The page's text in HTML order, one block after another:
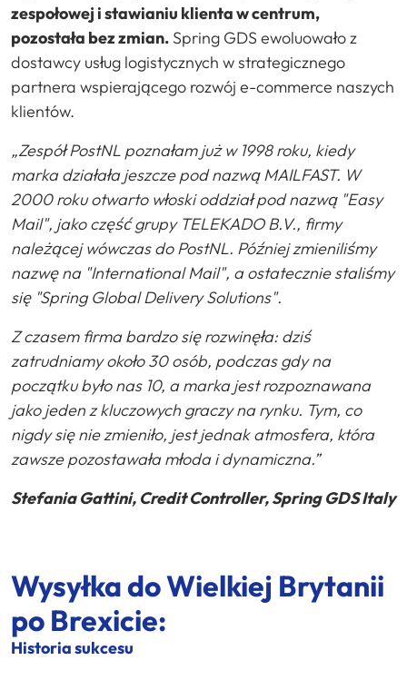
zespołowej i stawianiu klienta w centrum,
pozostała bez zmian. Spring GDS ewoluowało z
dostawcy usług logistycznych w strategicznego
partnera wspierającego rozwój e-commerce naszych
klientów.
„Zespół PostNL poznałam już w 1998 roku, kiedy
marka działała jeszcze pod nazwą MAILFAST. W
2000 roku otwarto włoski oddział pod nazwą "Easy
Mail", jako część grupy TELEKADO B.V., firmy
należącej wówczas do PostNL. Później zmieniliśmy
nazwę na "International Mail", a ostatecznie staliśmy
się "Spring Global Delivery Solutions".
Z czasem firma bardzo się rozwinęła: dziś
zatrudniamy około 30 osób, podczas gdy na
początku było nas 10, a marka jest rozpoznawana
jako jeden z kluczowych graczy na rynku. Tym, co
nigdy się nie zmieniło, jest jednak atmosfera, która
zawsze pozostawała młoda i dynamiczna.”
Stefania Gattini, Credit Controller, Spring GDS Italy
Wysyłka do Wielkiej Brytanii
po Brexicie:
Historia sukcesu